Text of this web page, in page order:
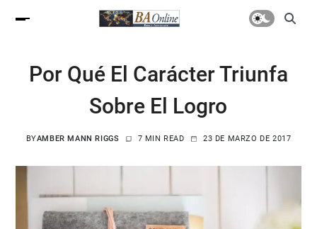
Por Qué El Carácter Triunfa
Sobre El Logro
BYAMBER MANN RIGGS 7 MIN READ 23 DE MARZO DE 2017